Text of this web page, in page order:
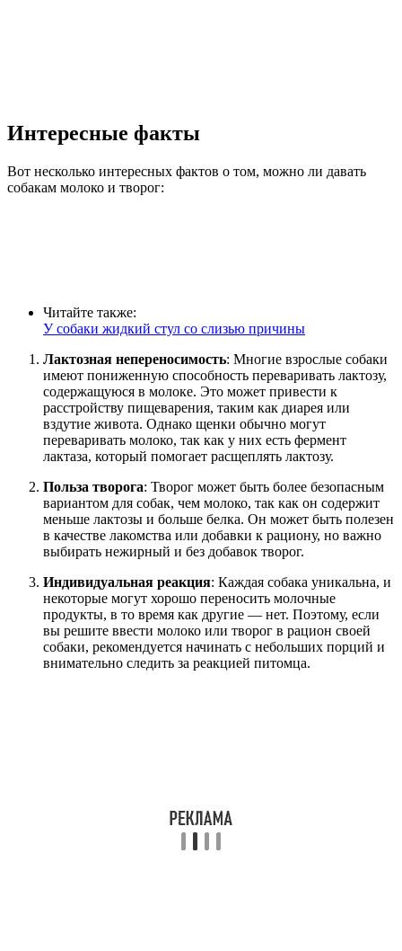
Интересные факты
Вот несколько интересных фактов о том, можно ли давать
собакам молоко и творог:
Читайте также:
У собаки жидкий стул со слизью причины
Лактозная непереносимость: Многие взрослые собаки
имеют пониженную способность переваривать лактозу,
содержащуюся в молоке. Это может привести к
расстройству пищеварения, таким как диарея или
вздутие живота. Однако щенки обычно могут
переваривать молоко, так как у них есть фермент
лактаза, который помогает расщеплять лактозу.
Польза творога: Творог может быть более безопасным
вариантом для собак, чем молоко, так как он содержит
меньше лактозы и больше белка. Он может быть полезен
в качестве лакомства или добавки к рациону, но важно
выбирать нежирный и без добавок творог.
Индивидуальная реакция: Каждая собака уникальна, и
некоторые могут хорошо переносить молочные
продукты, в то время как другие — нет. Поэтому, если
вы решите ввести молоко или творог в рацион своей
собаки, рекомендуется начинать с небольших порций и
внимательно следить за реакцией питомца.